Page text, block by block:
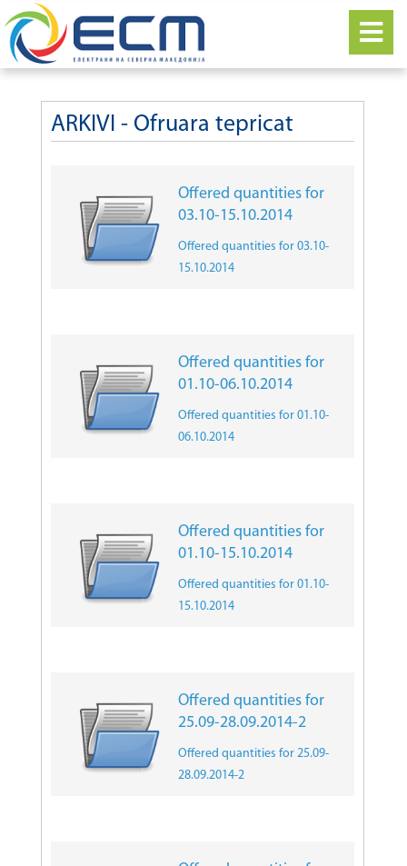
ARKIVI - Ofruara tepricat
Offered quantities for
03.10-15.10.2014
Offered quantities for 03.10-
15.10.2014
Offered quantities for
01.10-06.10.2014
Offered quantities for 01.10-
06.10.2014
Offered quantities for
01.10-15.10.2014
Offered quantities for 01.10-
15.10.2014
Offered quantities for
25.09-28.09.2014-2
Offered quantities for 25.09-
28.09.2014-2